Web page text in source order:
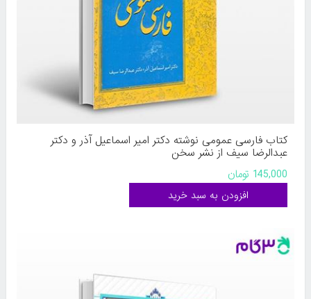
کتاب فارسی عمومی نوشته دکتر امیر اسماعیل آذر و دکتر
عبدالرضا سیف از نشر سخن
145,000 تومان